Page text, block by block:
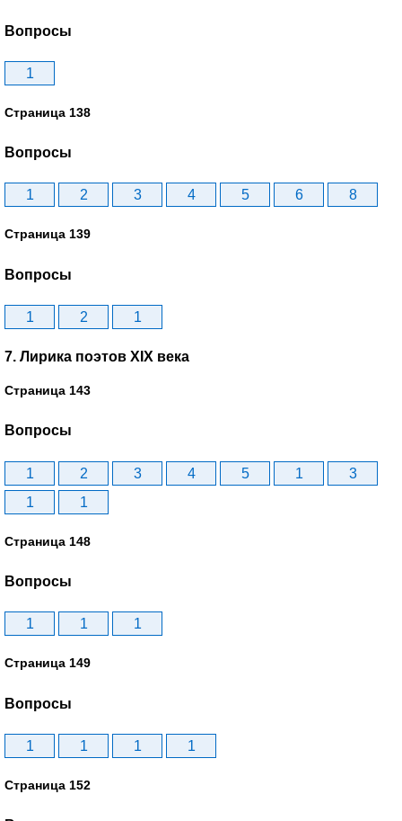
Вопросы
1
Страница 138
Вопросы
1 2 3 4 5 6 8
Страница 139
Вопросы
1 2 1
7. Лирика поэтов XIX века
Страница 143
Вопросы
1 2 3 4 5 1
3
1
1
Страница 148
Вопросы
1 1 1
Страница 149
Вопросы
1 1 1 1
Страница 152